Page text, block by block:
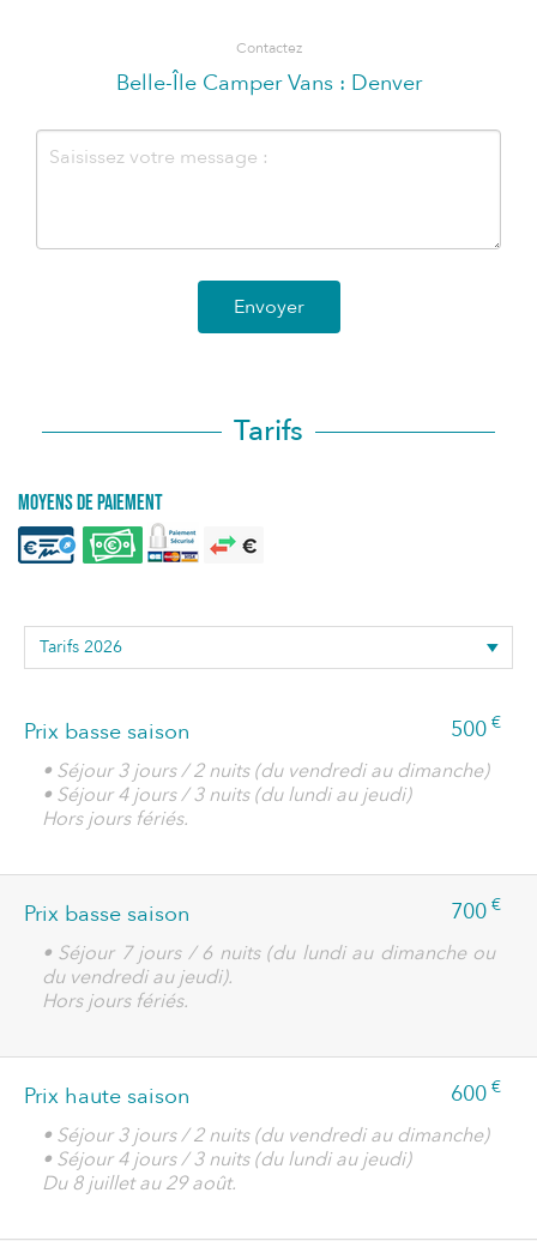
Contactez
Belle-Île Camper Vans : Denver
Envoyer
Tarifs
Moyens de paiement
Prix basse saison 500 €
• Séjour 3 jours / 2 nuits (du vendredi au dimanche)
• Séjour 4 jours / 3 nuits (du lundi au jeudi)
Hors jours fériés.
Prix basse saison 700 €
• Séjour 7 jours / 6 nuits (du lundi au dimanche ou
du vendredi au jeudi).
Hors jours fériés.
Prix haute saison 600 €
• Séjour 3 jours / 2 nuits (du vendredi au dimanche)
• Séjour 4 jours / 3 nuits (du lundi au jeudi)
Du 8 juillet au 29 août.